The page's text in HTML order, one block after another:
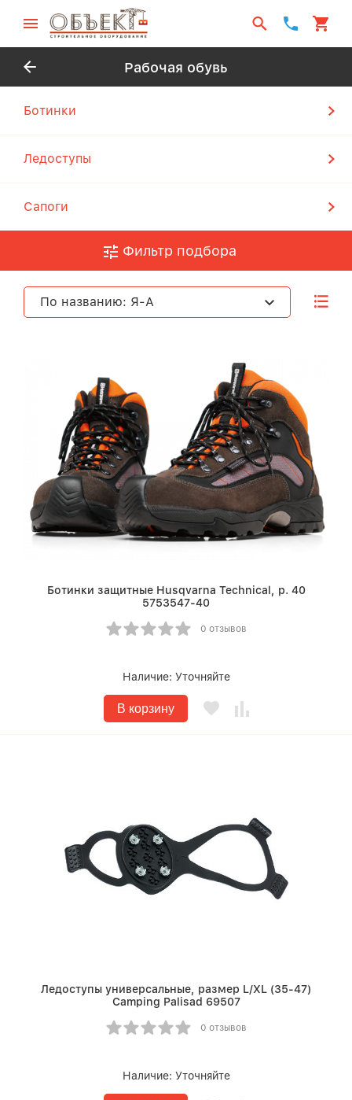
Рабочая обувь
Ботинки
Ледоступы
Сапоги
Фильтр подбора
По названию: Я-А
Ботинки защитные Husqvarna Technical, р. 40
5753547-40
0 отзывов
Наличие: Уточняйте
В корзину
Ледоступы универсальные, размер L/XL (35-47)
Camping Palisad 69507
0 отзывов
Наличие: Уточняйте